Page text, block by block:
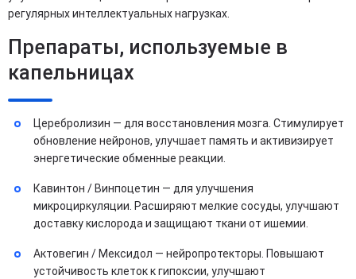
регулярных интеллектуальных нагрузках.
Препараты, используемые в
капельницах
Церебролизин — для восстановления мозга. Стимулирует
обновление нейронов, улучшает память и активизирует
энергетические обменные реакции.
Кавинтон / Винпоцетин — для улучшения
микроциркуляции. Расширяют мелкие сосуды, улучшают
доставку кислорода и защищают ткани от ишемии.
Актовегин / Мексидол — нейропротекторы. Повышают
устойчивость клеток к гипоксии, улучшают